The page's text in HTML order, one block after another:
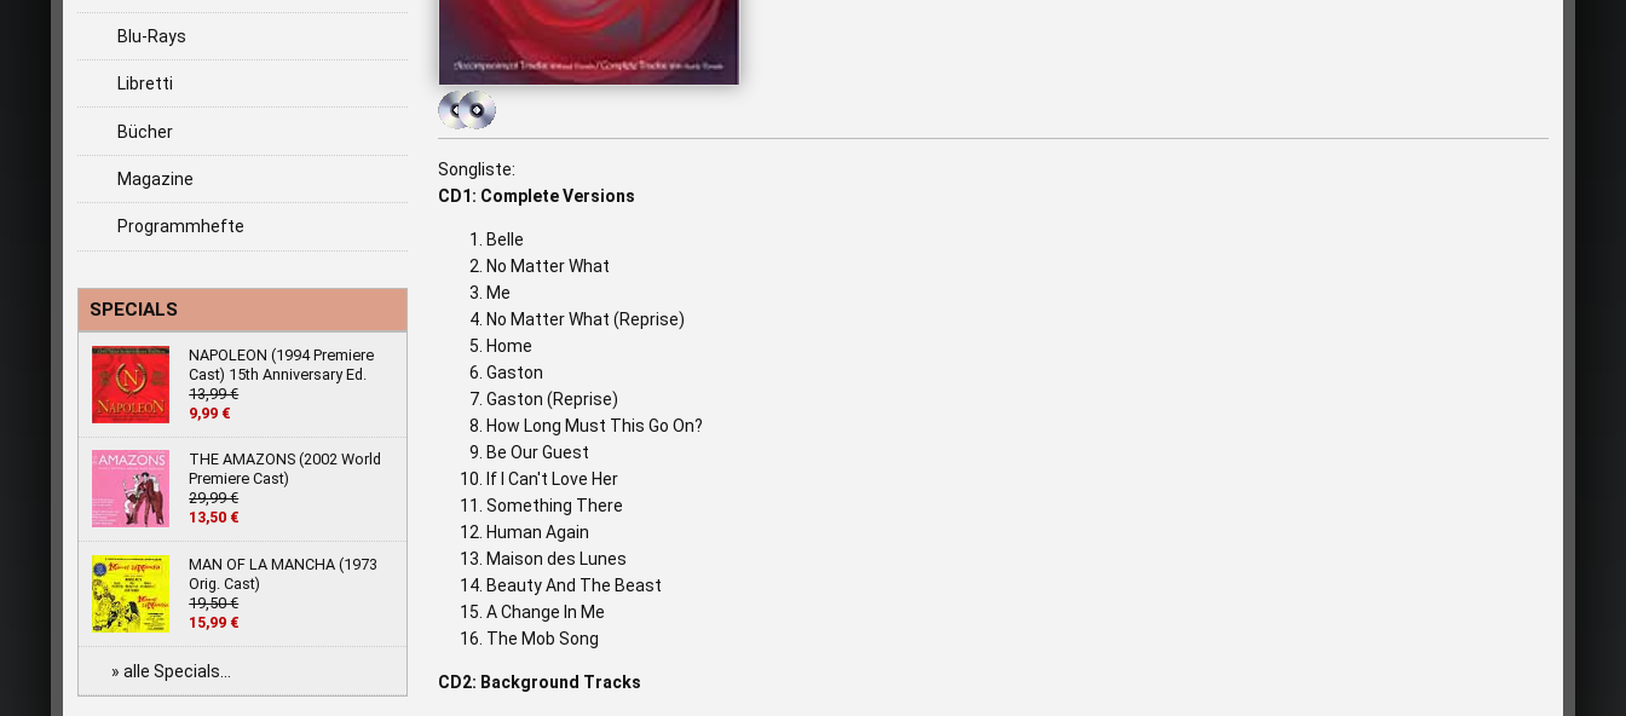
Blu-Rays
Libretti
Bücher
Magazine
Programmhefte
SPECIALS
NAPOLEON (1994 Premiere
Cast) 15th Anniversary Ed.
13,99 €
9,99 €
THE AMAZONS (2002 World
Premiere Cast)
29,99 €
13,50 €
MAN OF LA MANCHA (1973
Orig. Cast)
19,50 €
15,99 €
» alle Specials...
Songliste:
CD1: Complete Versions
Belle
No Matter What
Me
No Matter What (Reprise)
Home
Gaston
Gaston (Reprise)
How Long Must This Go On?
Be Our Guest
If I Can't Love Her
Something There
Human Again
Maison des Lunes
Beauty And The Beast
A Change In Me
The Mob Song
CD2: Background Tracks